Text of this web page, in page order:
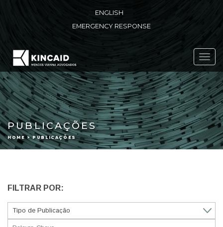
ENGLISH
EMERGENCY RESPONSE
PUBLICAÇÕES
HOME > PUBLICAÇÕES
FILTRAR POR: